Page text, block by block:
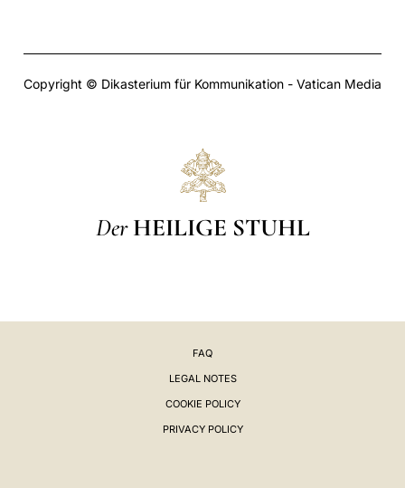
Copyright © Dikasterium für Kommunikation - Vatican Media
Der HEILIGE STUHL
FAQ
LEGAL NOTES
COOKIE POLICY
PRIVACY POLICY